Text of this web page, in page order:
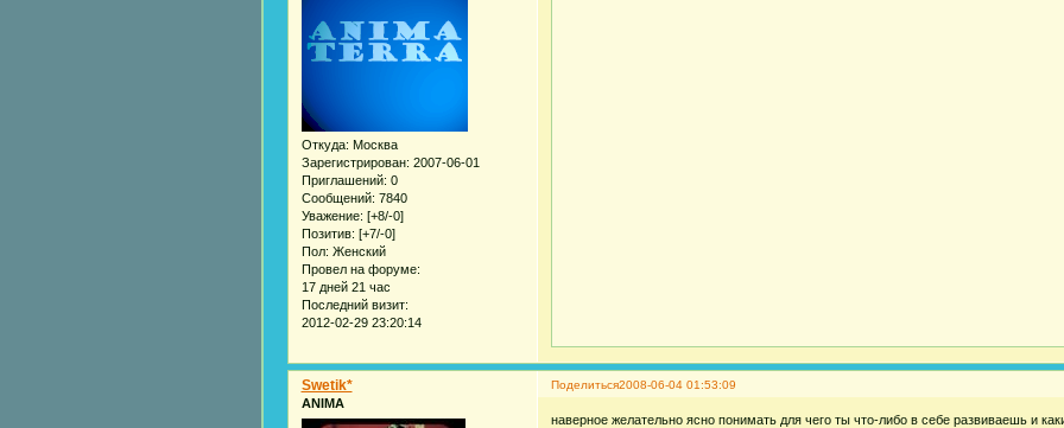
Откуда: Москва
Зарегистрирован: 2007-06-01
Приглашений: 0
Сообщений: 7840
Уважение: [+8/-0]
Позитив: [+7/-0]
Пол: Женский
Провел на форуме:
17 дней 21 час
Последний визит:
2012-02-29 23:20:14
Поделиться2008-06-04 01:53:09
Swetik*
ANIMA
наверное желательно ясно понимать для чего ты что-либо в себе развиваешь и